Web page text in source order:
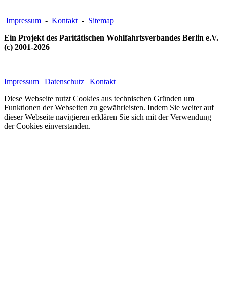
Impressum - Kontakt - Sitemap
Ein Projekt des Paritätischen Wohlfahrtsverbandes Berlin e.V.
(c) 2001-2026
Impressum | Datenschutz | Kontakt
Diese Webseite nutzt Cookies aus technischen Gründen um
Funktionen der Webseiten zu gewährleisten. Indem Sie weiter auf
dieser Webseite navigieren erklären Sie sich mit der Verwendung
der Cookies einverstanden.